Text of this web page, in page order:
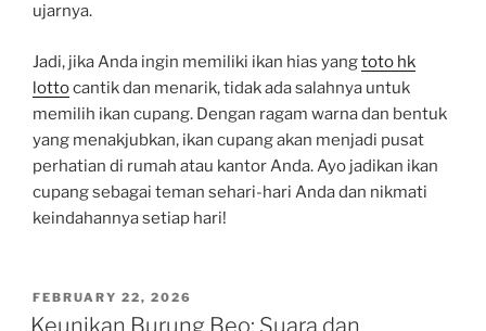
ujarnya.
Jadi, jika Anda ingin memiliki ikan hias yangtoto hk
lottocantik dan menarik, tidak ada salahnya untuk
memilih ikan cupang. Dengan ragam warna dan bentuk
yang menakjubkan, ikan cupang akan menjadi pusat
perhatian di rumah atau kantor Anda. Ayo jadikan ikan
cupang sebagai teman sehari-hari Anda dan nikmati
keindahannya setiap hari!
POSTED
ON
FEBRUARY 22, 2026
Keunikan Burung Beo: Suara dan